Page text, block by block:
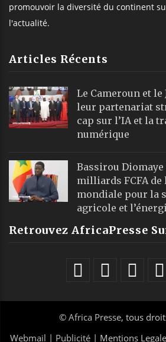
promouvoir la diversité du continent
l'actualité.
Articles Récents
Le Cameroun et
leur partenariat
cap sur l’IA et la
numérique
Bassirou Diomaye
milliards FCFA de
mondiale pour la
agricole et
Retrouvez AfricaPresse
© Africa Presse, tous
Webmail | Publicité | Mentions